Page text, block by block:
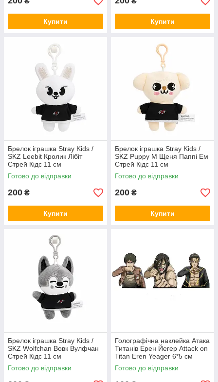
Купити Купити
Брелок іграшка Stray Kids /
SKZ Leebit Кролик Лібіт
Стрей Кідс 11 см
Готово до відправки
200 ₴
Купити
Брелок іграшка Stray Kids /
SKZ Puppy M Щеня Паппі Ем
Стрей Кідс 11 см
Готово до відправки
200 ₴
Купити
Брелок іграшка Stray Kids /
SKZ Wolfchan Вовк Вулфчан
Стрей Кідс 11 см
Готово до відправки
Голографічна наклейка Атака
Титанів Ерен Йегер Attack on
Titan Eren Yeager 6*5 см
Готово до відправки